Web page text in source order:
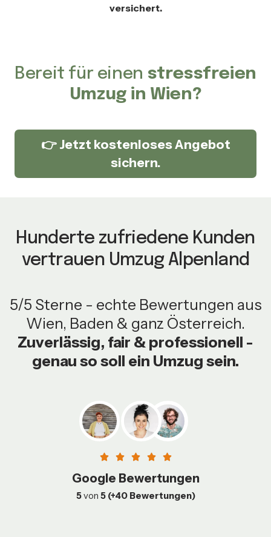
versichert.
Bereit für einen stressfreien
Umzug in Wien?
👉 Jetzt kostenloses Angebot
sichern.
Hunderte zufriedene Kunden
vertrauen Umzug Alpenland
5/5 Sterne - echte Bewertungen aus
Wien, Baden & ganz Österreich.
Zuverlässig, fair & professionell -
genau so soll ein Umzug sein.
Google Bewertungen
5von 5 (+40 Bewertungen)